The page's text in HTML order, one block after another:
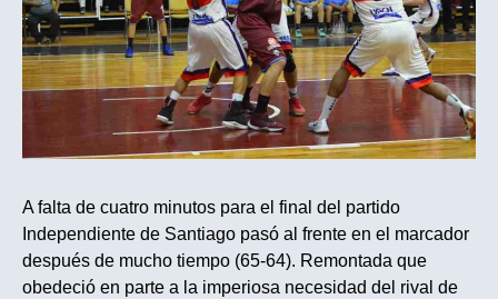
A falta de cuatro minutos para el final del partido
Independiente de Santiago pasó al frente en el marcador
después de mucho tiempo (65-64). Remontada que
obedeció en parte a la imperiosa necesidad del rival de